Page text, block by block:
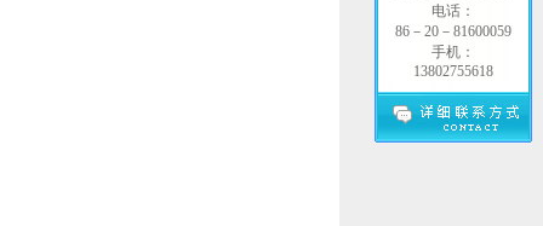
电话：
86－20－81600059
手机：
13802755618